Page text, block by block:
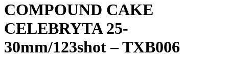
COMPOUND CAKE
CELEBRYTA 25-
30mm/123shot – TXB006